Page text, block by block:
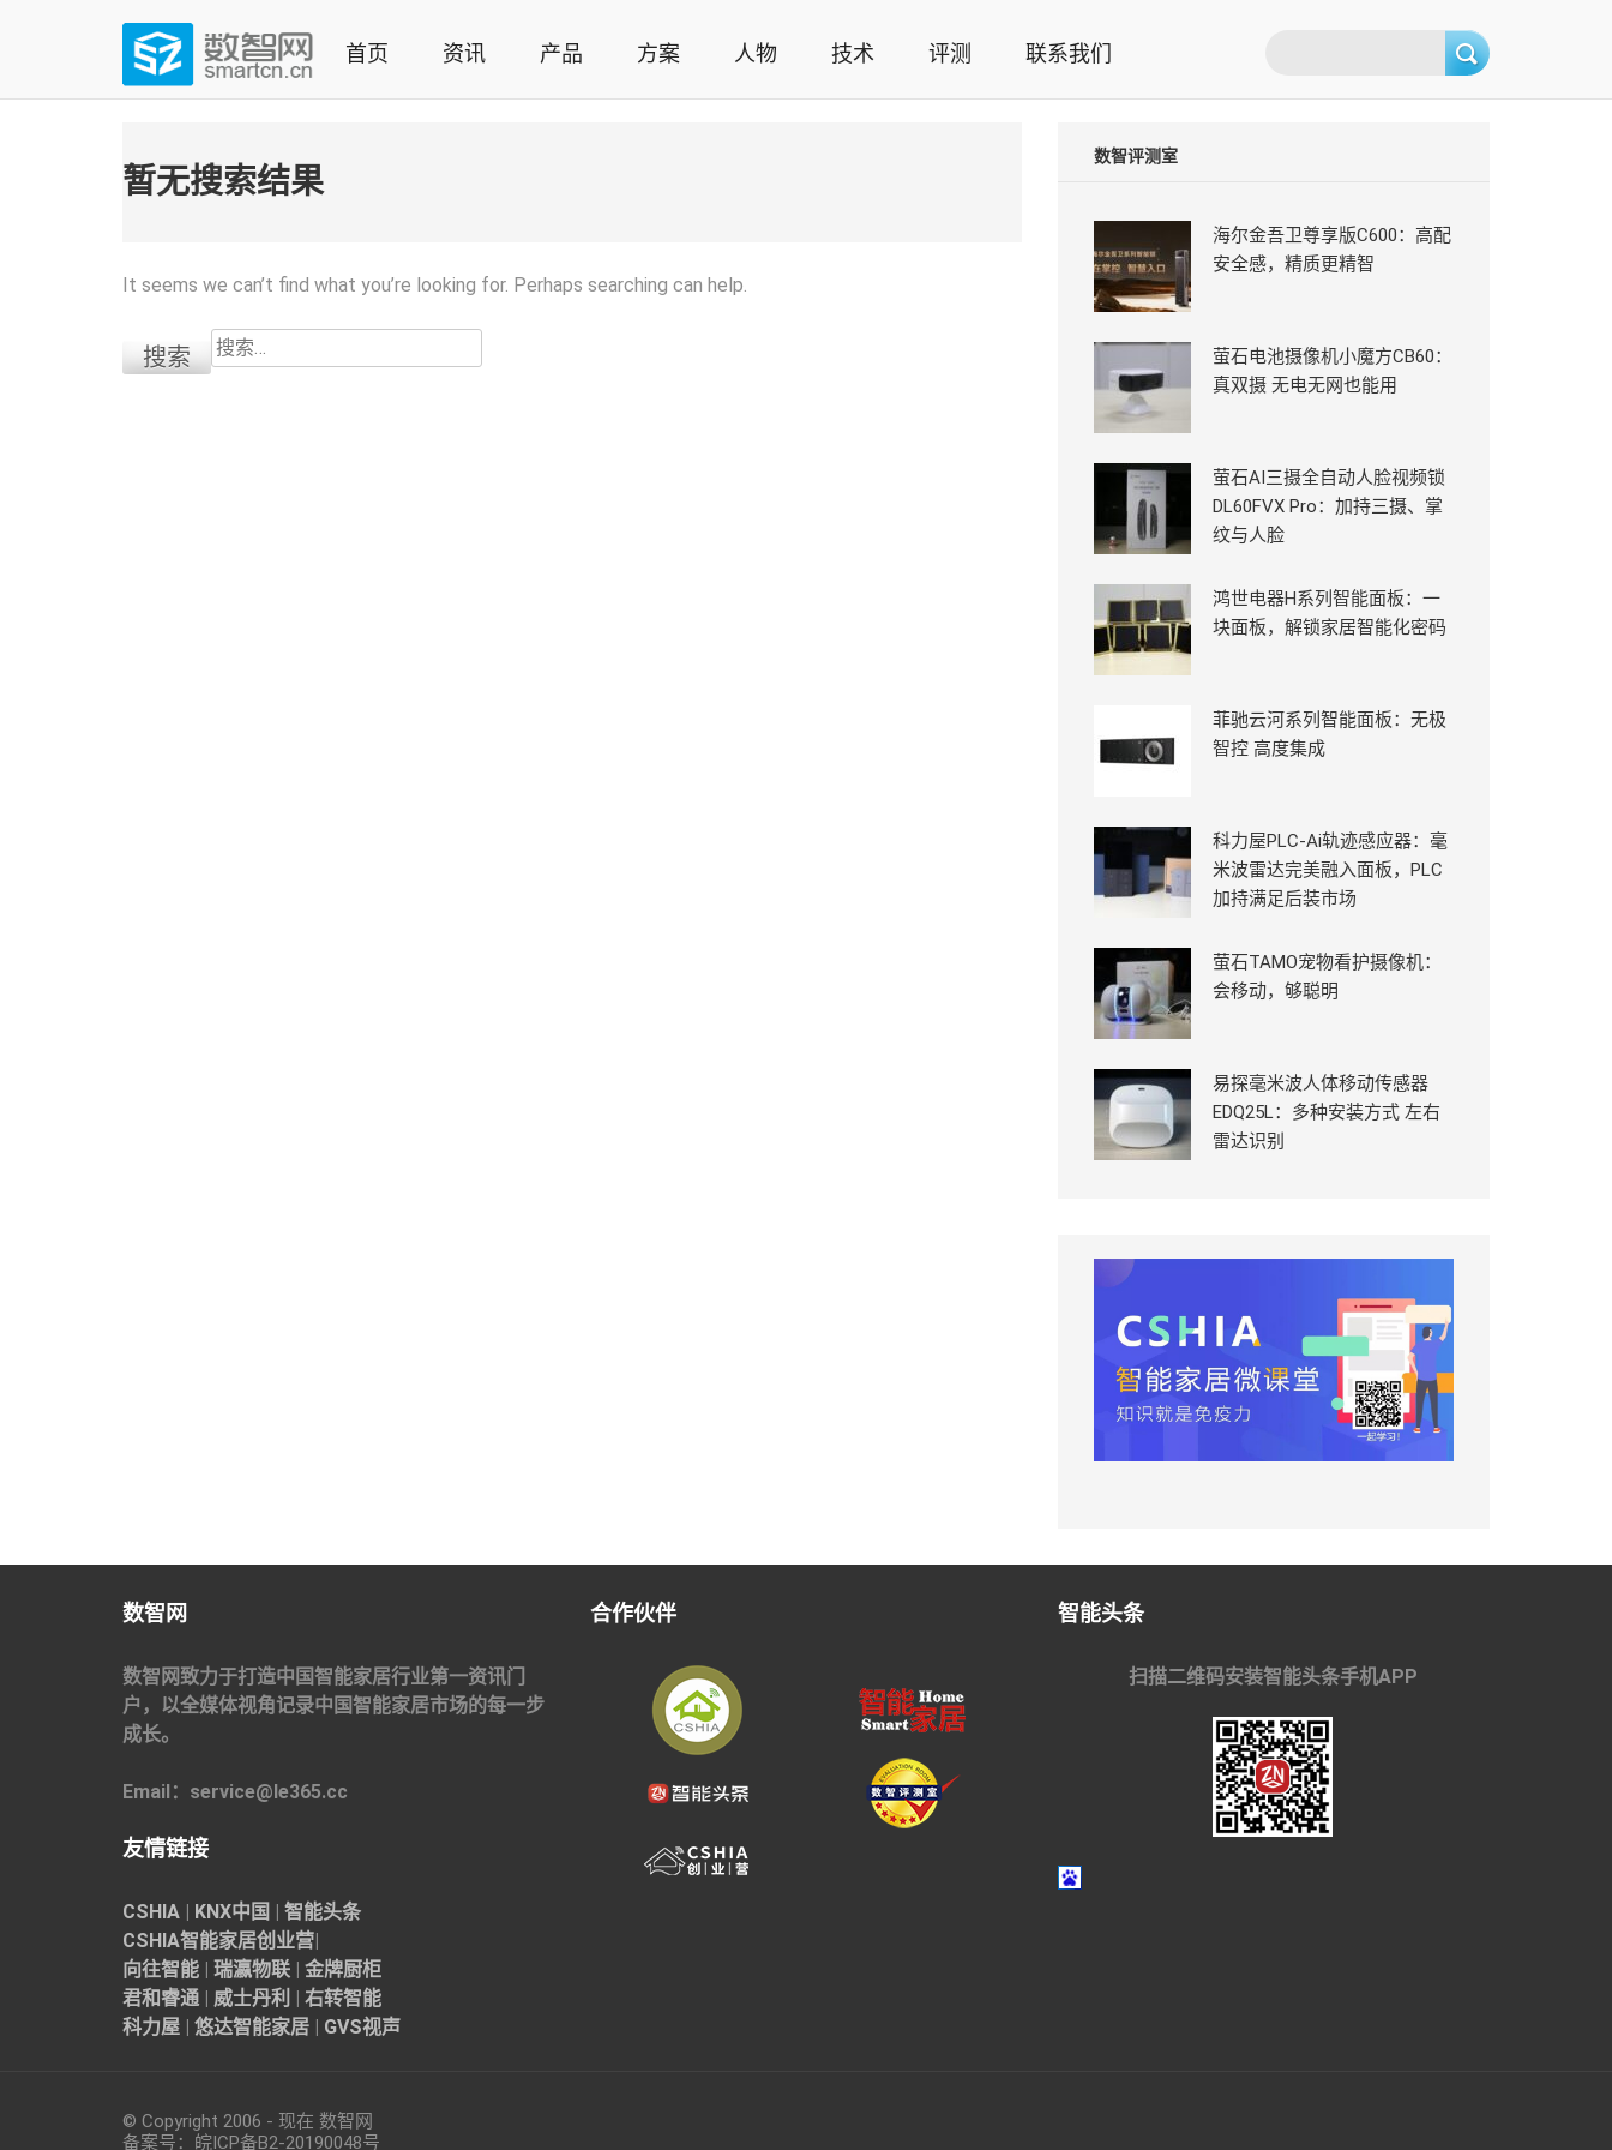
(Press
数智网
智能家居第一资讯门户 | 智能家居系统，智能家居产品，智能家居解决方案，智能家居技术应用，智能家居行业观点，智能家居项目案例
首页 资讯 产品 方案 人物 技术 评测 联系我们
暂无搜索结果
It seems we can’t find what you’re looking for. Perhaps searching can help.
搜
索：
数智评测室
海尔金吾卫尊享版C600：高配
安全感，精质更精智
萤石电池摄像机小魔方CB60：
真双摄 无电无网也能用
萤石AI三摄全自动人脸视频锁
DL60FVX Pro：加持三摄、掌
纹与人脸
鸿世电器H系列智能面板：一
块面板，解锁家居智能化密码
菲驰云河系列智能面板：无极
智控 高度集成
科力屋PLC-Ai轨迹感应器：毫
米波雷达完美融入面板，PLC
加持满足后装市场
萤石TAMO宠物看护摄像机：
会移动，够聪明
易探毫米波人体移动传感器
EDQ25L：多种安装方式 左右
雷达识别
数智网
数智网致力于打造中国智能家居行业第一资讯门
户，以全媒体视角记录中国智能家居市场的每一步
成长。
Email：service@le365.cc
友情链接
CSHIA | KNX中国 | 智能头条
CSHIA智能家居创业营|
向往智能 | 瑞瀛物联 | 金牌厨柜
君和睿通 | 威士丹利 | 右转智能
科力屋 | 悠达智能家居 | GVS视声
合作伙伴 智能头条
扫描二维码安装智能头条手机APP
© Copyright 2006 - 现在 数智网
备案号： 皖ICP备B2-20190048号